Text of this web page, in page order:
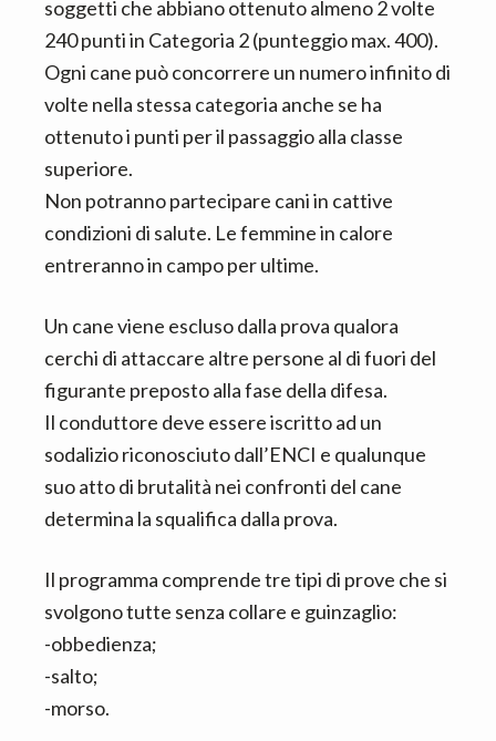
soggetti che abbiano ottenuto almeno 2 volte
240 punti in Categoria 2 (punteggio max. 400).
Ogni cane può concorrere un numero infinito di
volte nella stessa categoria anche se ha
ottenuto i punti per il passaggio alla classe
superiore.
Non potranno partecipare cani in cattive
condizioni di salute. Le femmine in calore
entreranno in campo per ultime.
Un cane viene escluso dalla prova qualora
cerchi di attaccare altre persone al di fuori del
figurante preposto alla fase della difesa.
Il conduttore deve essere iscritto ad un
sodalizio riconosciuto dall’ENCI e qualunque
suo atto di brutalità nei confronti del cane
determina la squalifica dalla prova.
Il programma comprende tre tipi di prove che si
svolgono tutte senza collare e guinzaglio:
-obbedienza;
-salto;
-morso.